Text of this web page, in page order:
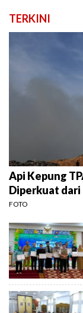
TERKINI
Api Kepung
Diperkuat dari
FOTO